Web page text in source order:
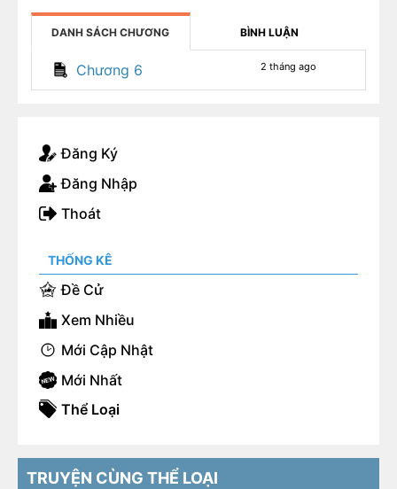
DANH SÁCH CHƯƠNG BÌNH LUẬN
Chương 6 2 tháng ago
Đăng Ký
Đăng Nhập
Thoát
THỐNG KÊ
Đề Cử
Xem Nhiều
Mới Cập Nhật
Mới Nhất
Thể Loại
TRUYỆN CÙNG THỂ LOẠI